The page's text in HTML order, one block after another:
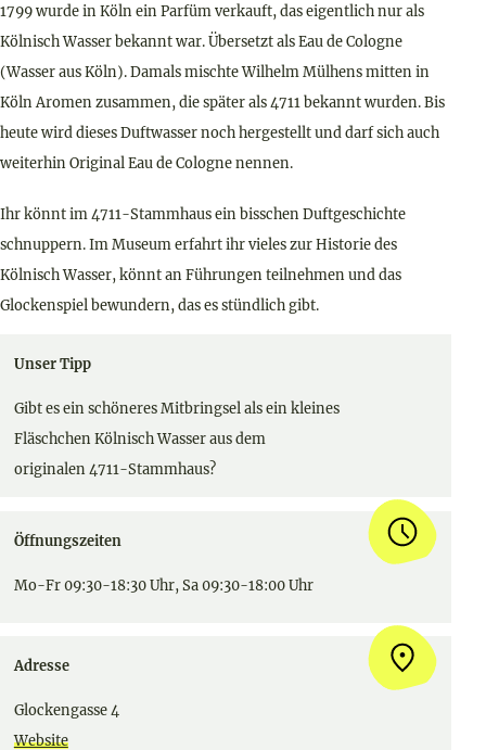
1799 wurde in Köln ein Parfüm verkauft, das eigentlich nur als
Kölnisch Wasser bekannt war. Übersetzt als Eau de Cologne
(Wasser aus Köln). Damals mischte Wilhelm Mülhens mitten in
Köln Aromen zusammen, die später als 4711 bekannt wurden. Bis
heute wird dieses Duftwasser noch hergestellt und darf sich auch
weiterhin Original Eau de Cologne nennen.
Ihr könnt im 4711-Stammhaus ein bisschen Duftgeschichte
schnuppern. Im Museum erfahrt ihr vieles zur Historie des
Kölnisch Wasser, könnt an Führungen teilnehmen und das
Glockenspiel bewundern, das es stündlich gibt.
Unser Tipp
Gibt es ein schöneres Mitbringsel als ein kleines
Fläschchen Kölnisch Wasser aus dem
originalen 4711-Stammhaus?
Öffnungszeiten
Mo-Fr 09:30-18:30 Uhr, Sa 09:30-18:00 Uhr
Adresse
Glockengasse 4
Website